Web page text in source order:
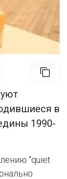
в
1990-
"quiet